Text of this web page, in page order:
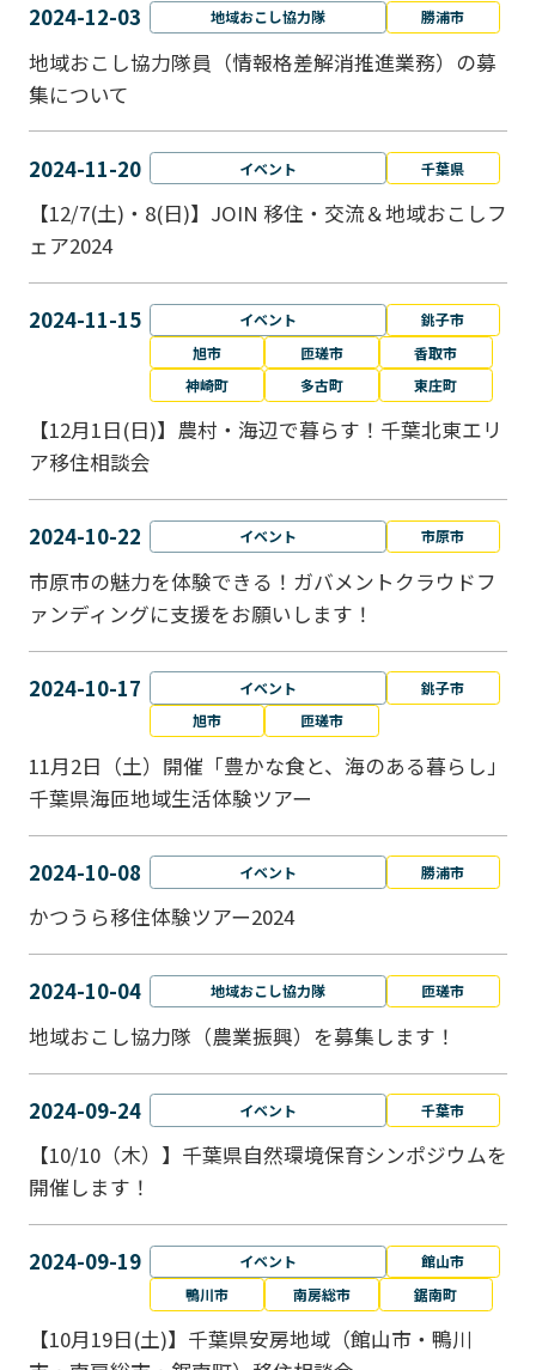
2024-12-03 地域おこし協力隊 勝浦市
地域おこし協力隊員（情報格差解消推進業務）の募
集について
2024-11-20 イベント 千葉県
【12/7(土)・8(日)】JOIN 移住・交流＆地域おこしフ
ェア2024
2024-11-15 イベント
銚子市
旭市
匝瑳市
香取市
神崎町
多古町 東庄町
【12月1日(日)】農村・海辺で暮らす！千葉北東エリ
ア移住相談会
2024-10-22 イベント 市原市
市原市の魅力を体験できる！ガバメントクラウドフ
ァンディングに支援をお願いします！
2024-10-17 イベント
銚子市
旭市
匝瑳市
11月2日（土）開催「豊かな食と、海のある暮らし」
千葉県海匝地域生活体験ツアー
2024-10-08 イベント 勝浦市
かつうら移住体験ツアー2024
2024-10-04 地域おこし協力隊 匝瑳市
地域おこし協⼒隊（農業振興）を募集します！
2024-09-24 イベント 千葉市
【10/10（木）】千葉県自然環境保育シンポジウムを
開催します！
2024-09-19 イベント
館山市
鴨川市
南房総市 鋸南町
【10月19日(土)】千葉県安房地域（館山市・鴨川